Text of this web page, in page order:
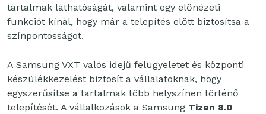
tartalmak láthatóságát, valamint egy előnézeti
funkciót kínál, hogy már a telepítés előtt biztosítsa a
színpontosságot.
A Samsung VXT valós idejű felügyeletet és központi
készülékkezelést biztosít a vállalatoknak, hogy
egyszerűsítse a tartalmak több helyszínen történő
telepítését. A vállalkozások a Samsung Tizen 8.0